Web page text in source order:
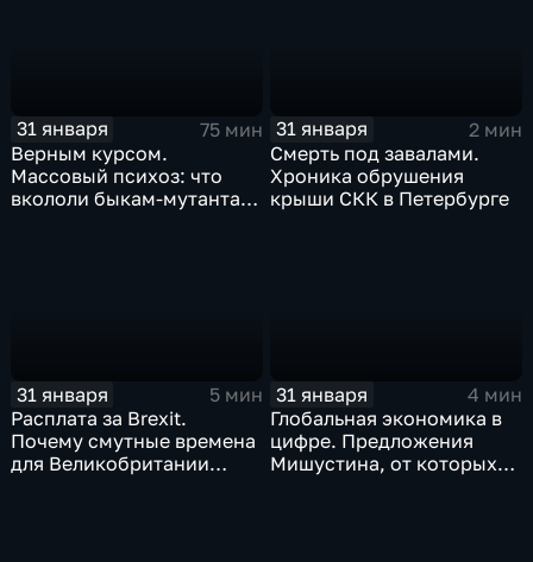
31 января
75 мин
Верным курсом.
Массовый психоз: что
вкололи быкам-мутантам,
31 января
2 мин
Смерть под завалами.
Хроника обрушения
крыши СКК в Петербурге
31 января
5 мин
Расплата за Brexit.
Почему смутные времена
для Великобритании
31 января
4 мин
Глобальная экономика в
цифре. Предложения
Мишустина, от которых